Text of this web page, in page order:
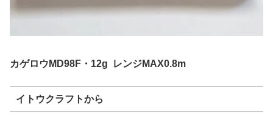
カゲロウMD98F・12g レンジMAX0.8m
イトウクラフトから